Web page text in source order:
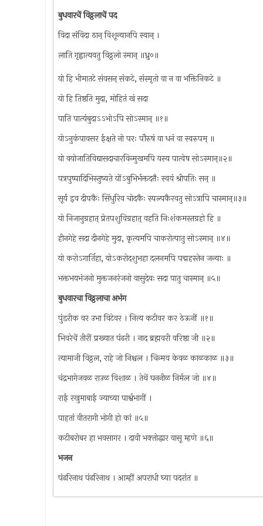
बुधवारचें विठ्ठलाचें पद
विदा संविदा ठान् विशून्यानपि स्वान् ।
लाति गृह्वात्यवतु विठ्ठलो स्मान् ॥ध्रु०॥
यो हि भीमातटे संवसन् संकटे, संस्मृतो वा न वा भक्तिनिकटे ॥
यो हि तिष्ठति मुदा, मोहितं खं सदा
पाति पात्यंबुदाऽऽभोऽपि सोऽस्मान् ॥१॥
योऽनुकंपावसर ईक्षते नो परः पौरुषं वा धनं वा स्वरुपम् ॥
यो वयोजातिविद्यासदाचारविन्मुखमपि यस्य पात्वेष सोऽस्मान्॥२॥
पत्रपुष्पादिभिस्तुष्यते योंऽबुभिर्भक्तदत्तैः स्वयं श्रीपतिः सन् ॥
सूर्य इव दीपकैः सिंधुरिव चोदकैः स्पल्पकैरवतु सोऽत्रापि चास्मान्॥३॥
यो निजानुग्रहात् प्रेतपशुविग्रहात् वहति निःशंकमस्तग्रहो हि ॥
हीनगेहे सदा दीनगेहे मुदा, कृत्यमपि चाकरोत्पातु सोऽस्मान् ॥४॥
यो करोऽगार्तिहा, योऽकरोदशुभहा दलनमपि पद्महस्तेन जन्याः ॥
भक्तभयभंजनो मुक्तजनरंजनो वासुदेवः सदा पातु चास्मान् ॥५॥
बुधवारचा विठ्ठलाचा अभंग
पुंडरीक वर उभा विटेवर । नित्य कटीवर कर ठेऊनीं ॥१॥
भिवरेचें तीरीं प्रख्यात पंढरी । नाद ब्रह्मवरी वरिष्ठा जी ॥२॥
त्यामाजी विठ्ठल, राहे जो निश्चल । चिन्मय केवळ काळकाळ ॥३॥
चंद्रभागेजवळ राउळ विशाळ । तेथें घननीळ निर्मल जो ॥४॥
राई रखुमाबाई ज्याच्या पार्श्वभागीं ।
पाहतां वीतरागी भोगी हो कां ॥५॥
कटीबरोबर हा भवसागर । दावी भक्‍तोद्धार वासू म्हणे ॥६॥
भजन
पंढरिनाथ पंढरिनाथ । आम्हीं अपराधी घ्या पदरांत ॥